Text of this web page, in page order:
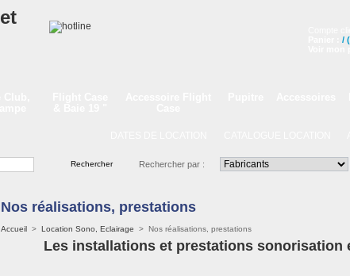
/
Rechercher par :
Nos réalisations, prestations
Accueil > Location Sono, Eclairage > Nos réalisations, prestations
Les installations et prestations sonorisation